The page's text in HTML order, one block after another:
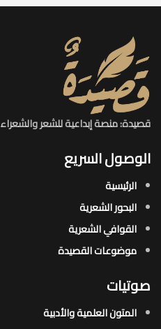
قصيدة: منصة إبداعية للشعر والشعراء
الوصول السريع
الرئيسية
البحور الشعرية​
القوافي الشعرية​
موضوعات القصيدة​
صوتيات
المتون العلمية والأدبية